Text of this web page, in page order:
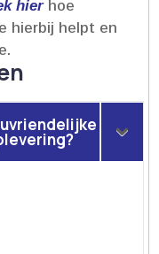
hierhoe
hierbij helpt en